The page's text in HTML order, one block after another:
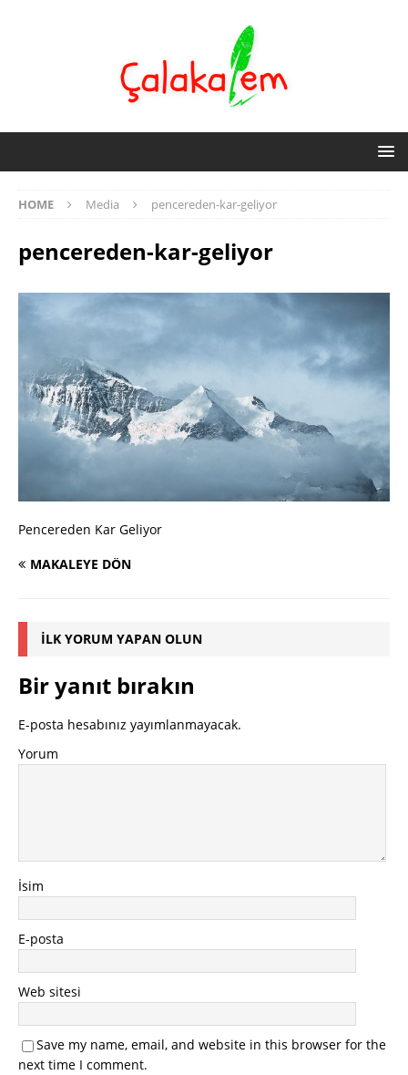
HOME Media pencereden-kar-geliyor
pencereden-kar-geliyor
Pencereden Kar Geliyor
MAKALEYE DÖN
İLK YORUM YAPAN OLUN
Bir yanıt bırakın
E-posta hesabınız yayımlanmayacak.
Yorum
İsim
E-posta
Web sitesi
Save my name, email, and website in this browser for the
next time I comment.